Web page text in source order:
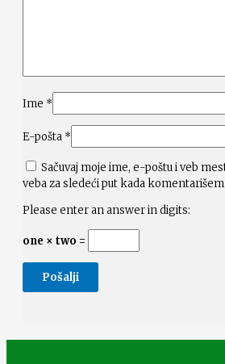
Ime *
E-pošta *
Sačuvaj moje ime, e-poštu i veb
veba za sledeći put kada komentarišem.
Please enter an answer in digits:
one × two =